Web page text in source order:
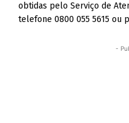
obtidas pelo Serviço de
telefone 0800 055 5615 ou
-